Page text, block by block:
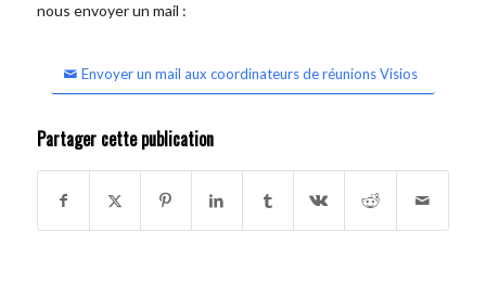
nous envoyer un mail :
Envoyer un mail aux coordinateurs de réunions Visios
Partager cette publication